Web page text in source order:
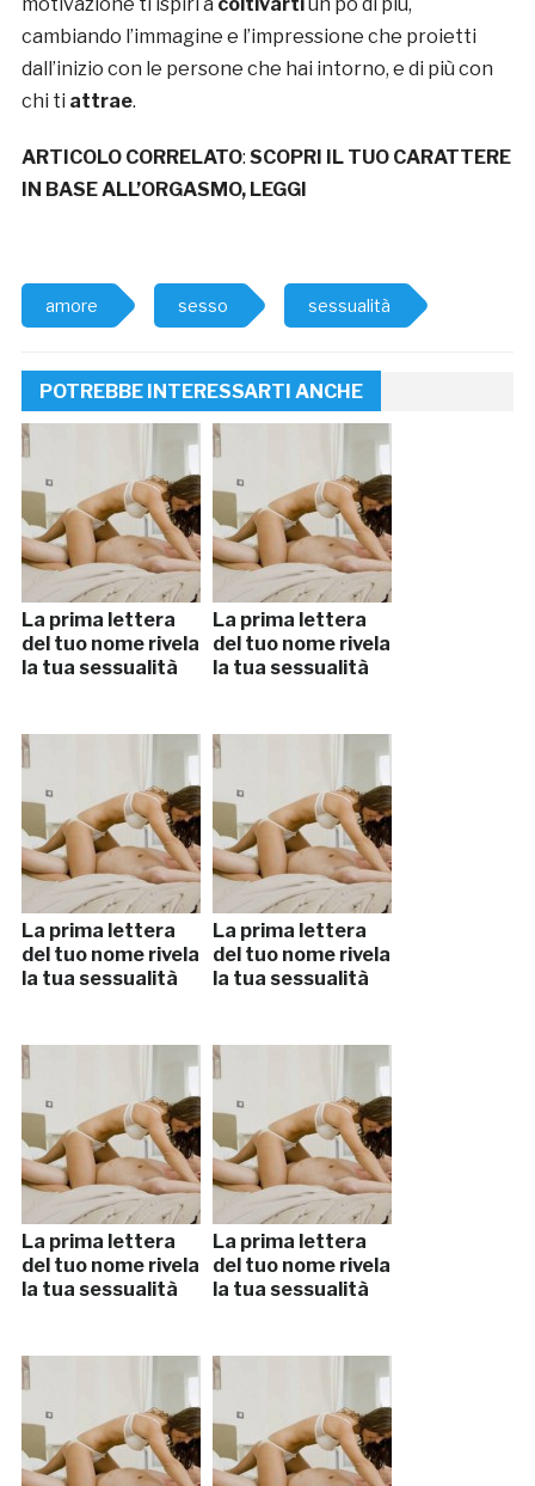
motivazione ti ispiri a coltivartiun pò di più,
cambiando l’immagine e l’impressione che proietti
dall’inizio con le persone che hai intorno, e di più con
chi ti attrae.
ARTICOLO CORRELATO: SCOPRI IL TUO CARATTERE
IN BASE ALL’ORGASMO, LEGGI
amore sesso sessualità
POTREBBE INTERESSARTI ANCHE
La prima lettera
del tuo nome rivela
la tua sessualità
La prima lettera
del tuo nome rivela
la tua sessualità
La prima lettera
del tuo nome rivela
la tua sessualità
La prima lettera
del tuo nome rivela
la tua sessualità
La prima lettera
del tuo nome rivela
la tua sessualità
La prima lettera
del tuo nome rivela
la tua sessualità